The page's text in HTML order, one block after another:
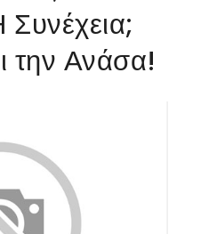
Συνέχεια;
την Ανάσα!